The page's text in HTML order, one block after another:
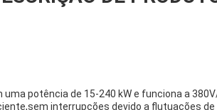
potência de 15-240 kW e funciona a
interrupções devido a flutuações de